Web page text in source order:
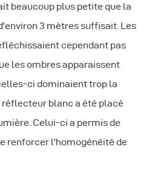
beaucoup plus petite que la
3 mètres suffisait. Les
cependant pas
les ombres apparaissent
ci dominaient trop la
réflecteur blanc a été placé
Celui-ci a permis de
renforcer l'homogénéité de